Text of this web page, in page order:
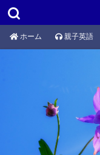
ホーム 親子英語